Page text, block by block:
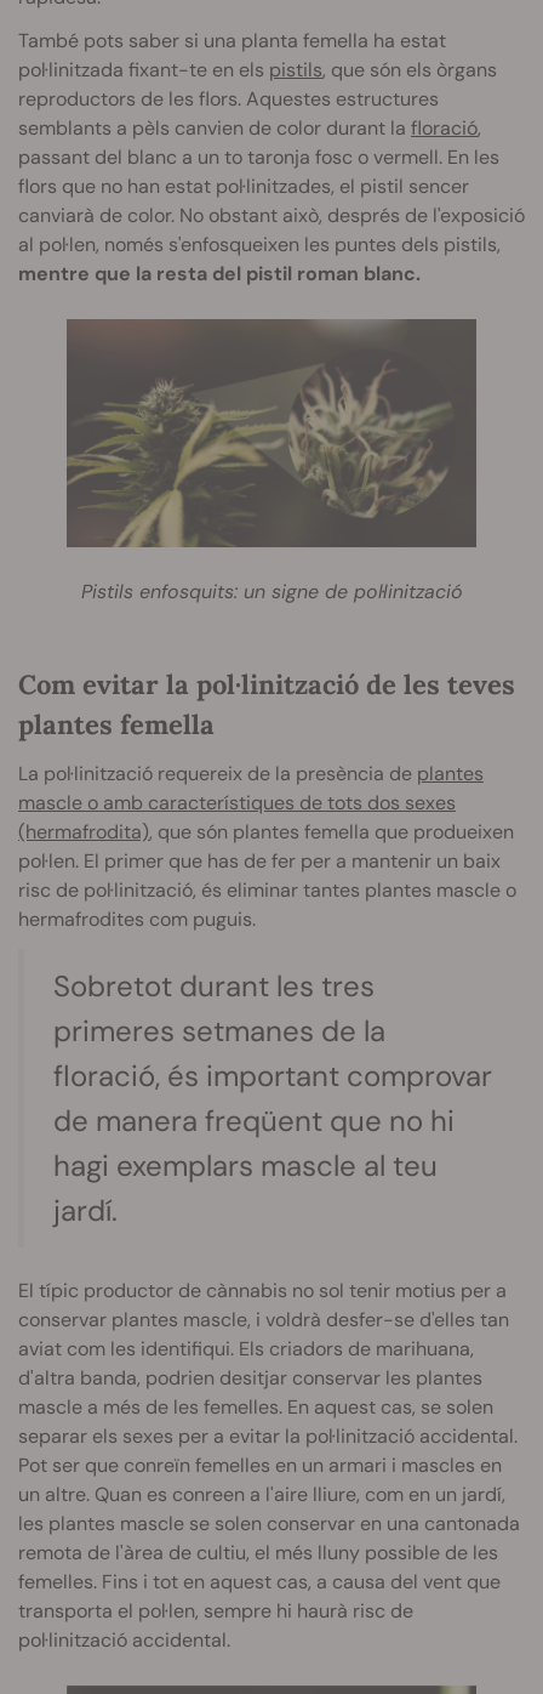
També pots saber si una planta femella ha estat
pol·linitzada fixant-te en els pistils, que són els òrgans
reproductors de les flors. Aquestes estructures
semblants a pèls canvien de color durant la floració,
passant del blanc a un to taronja fosc o vermell. En les
flors que no han estat pol·linitzades, el pistil sencer
canviarà de color. No obstant això, després de l'exposició
al pol·len, només s'enfosqueixen les puntes dels pistils,
mentre que la resta del pistil roman blanc.
Pistils enfosquits: un signe de pol·linització
Com evitar la pol·linització de les teves
plantes femella
La pol·linització requereix de la presència de plantes
mascle o amb característiques de tots dos sexes
(hermafrodita), que són plantes femella que produeixen
pol·len. El primer que has de fer per a mantenir un baix
risc de pol·linització, és eliminar tantes plantes mascle o
hermafrodites com puguis.
Sobretot durant les tres
primeres setmanes de la
floració, és important comprovar
de manera freqüent que no hi
hagi exemplars mascle al teu
jardí.
El típic productor de cànnabis no sol tenir motius per a
conservar plantes mascle, i voldrà desfer-se d'elles tan
aviat com les identifiqui. Els criadors de marihuana,
d'altra banda, podrien desitjar conservar les plantes
mascle a més de les femelles. En aquest cas, se solen
separar els sexes per a evitar la pol·linització accidental.
Pot ser que conreïn femelles en un armari i mascles en
un altre. Quan es conreen a l'aire lliure, com en un jardí,
les plantes mascle se solen conservar en una cantonada
remota de l'àrea de cultiu, el més lluny possible de les
femelles. Fins i tot en aquest cas, a causa del vent que
transporta el pol·len, sempre hi haurà risc de
pol·linització accidental.